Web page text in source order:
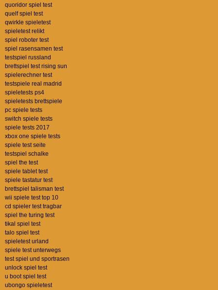
quoridor spiel test
quelf spiel test
qwirkle spieletest
spieletest relikt
spiel roboter test
spiel rasensamen test
testspiel russland
brettspiel test rising sun
spielerechner test
testspiele real madrid
spieletests ps4
spieletests brettspiele
pc spiele tests
switch spiele tests
spiele tests 2017
xbox one spiele tests
spiele test seite
testspiel schalke
spiel the test
spiele tablet test
spiele tastatur test
brettspiel talisman test
wii spiele test top 10
cd spieler test tragbar
spiel the turing test
tikal spiel test
talo spiel test
spieletest urland
spiele test unterwegs
test spiel und sportrasen
unlock spiel test
u boot spiel test
ubongo spieletest